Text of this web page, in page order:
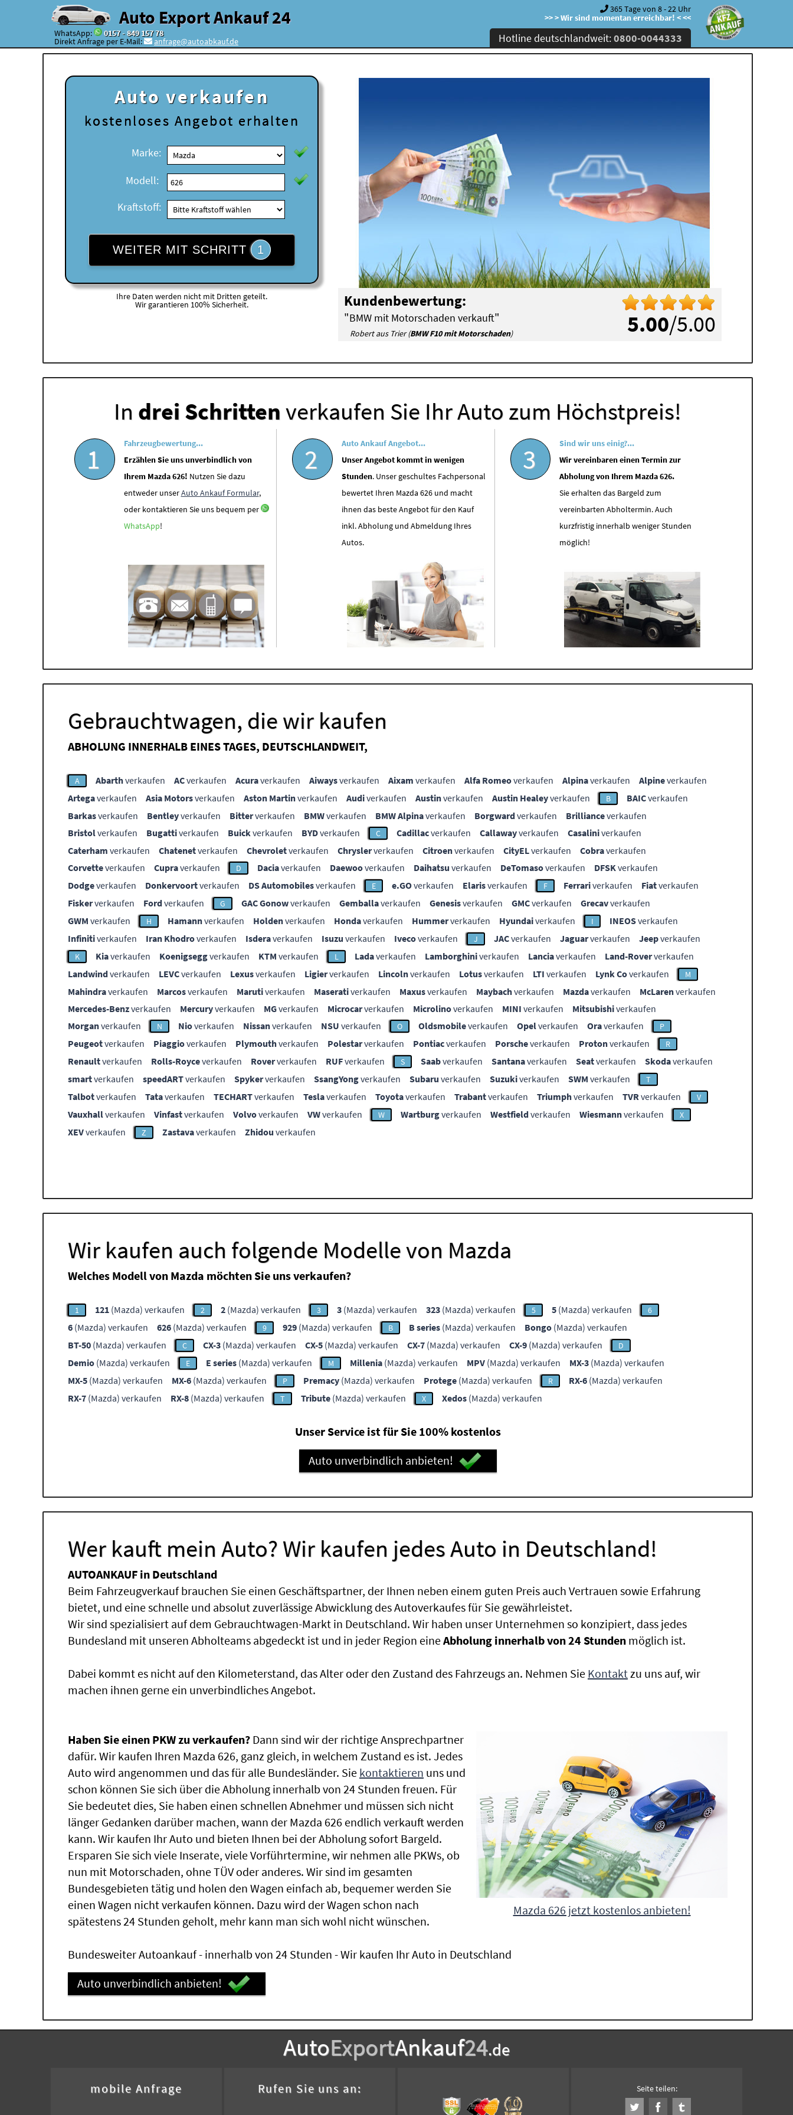
Auto Export Ankauf 24
WhatsApp: 0157 - 849 157 78
Direkt Anfrage per E-Mail: anfrage@autoabkauf.de
365 Tage von 8 - 22 Uhr
>> > Wir sind momentan erreichbar! < <<
Hotline deutschlandweit:0800-0044333
Auto verkaufen
kostenloses Angebot erhalten
Marke:
Modell:
Kraftstoff:
WEITER MIT SCHRITT 1
Ihre Daten werden nicht mit Dritten geteilt.
Wir garantieren 100% Sicherheit.
5.00/5.00
Kundenbewertung:
"BMW mit Motorschaden verkauft"
Robert aus Trier (BMW F10 mit Motorschaden)
In drei Schrittenverkaufen Sie Ihr Auto zum Höchstpreis!
1
Fahrzeugbewertung...
Erzählen Sie uns unverbindlich von
Ihrem Mazda 626! Nutzen Sie dazu
entweder unserAuto Ankauf Formular,
oder kontaktieren Sie uns bequem per
WhatsApp!
2
Auto Ankauf Angebot...
Unser Angebot kommt in wenigen
Stunden. Unser geschultes Fachpersonal
bewertet Ihren Mazda 626 und macht
ihnen das beste Angebot für den Kauf
inkl. Abholung und Abmeldung Ihres
Autos.
3
Sind wir uns einig?...
Wir vereinbaren einen Termin zur
Abholung von Ihrem Mazda 626.
Sie erhalten das Bargeld zum
vereinbarten Abholtermin. Auch
kurzfristig innerhalb weniger Stunden
möglich!
Gebrauchtwagen, die wir kaufen
ABHOLUNG INNERHALB EINES TAGES, DEUTSCHLANDWEIT,
A Abarthverkaufen ACverkaufen Acuraverkaufen Aiwaysverkaufen Aixam verkaufen Alfa Romeoverkaufen Alpinaverkaufen Alpineverkaufen
Artegaverkaufen Asia Motorsverkaufen Aston Martinverkaufen Audiverkaufen Austinverkaufen Austin Healeyverkaufen B BAICverkaufen
Barkasverkaufen Bentleyverkaufen Bitterverkaufen BMWverkaufen BMW Alpinaverkaufen Borgwardverkaufen Brillianceverkaufen
Bristolverkaufen Bugattiverkaufen Buickverkaufen BYDverkaufen C Cadillacverkaufen Callawayverkaufen Casaliniverkaufen
Caterham verkaufen Chatenetverkaufen Chevroletverkaufen Chryslerverkaufen Citroenverkaufen CityELverkaufen Cobraverkaufen
Corvetteverkaufen Cupraverkaufen D Daciaverkaufen Daewooverkaufen Daihatsu verkaufen DeTomasoverkaufen DFSKverkaufen
Dodgeverkaufen Donkervoortverkaufen DS Automobilesverkaufen E e.GOverkaufen Elarisverkaufen F Ferrariverkaufen Fiatverkaufen
Fiskerverkaufen Fordverkaufen G GAC Gonowverkaufen Gemballaverkaufen Genesisverkaufen GMCverkaufen Grecavverkaufen
GWM verkaufen H Hamannverkaufen Holdenverkaufen Hondaverkaufen Hummerverkaufen Hyundaiverkaufen I INEOSverkaufen
Infinitiverkaufen Iran Khodroverkaufen Isderaverkaufen Isuzu verkaufen Ivecoverkaufen J JACverkaufen Jaguarverkaufen Jeepverkaufen
K Kiaverkaufen Koenigseggverkaufen KTM verkaufen L Ladaverkaufen Lamborghiniverkaufen Lanciaverkaufen Land-Roververkaufen
Landwindverkaufen LEVCverkaufen Lexusverkaufen Ligierverkaufen Lincolnverkaufen Lotusverkaufen LTI verkaufen Lynk Coverkaufen M
Mahindraverkaufen Marcosverkaufen Marutiverkaufen Maserativerkaufen Maxusverkaufen Maybachverkaufen Mazdaverkaufen McLarenverkaufen
Mercedes-Benzverkaufen Mercuryverkaufen MGverkaufen Microcarverkaufen Microlinoverkaufen MINI verkaufen Mitsubishiverkaufen
Morganverkaufen N Nioverkaufen Nissanverkaufen NSU verkaufen O Oldsmobileverkaufen Opelverkaufen Oraverkaufen P
Peugeotverkaufen Piaggioverkaufen Plymouthverkaufen Polestarverkaufen Pontiacverkaufen Porscheverkaufen Protonverkaufen R
Renaultverkaufen Rolls-Royceverkaufen Roververkaufen RUFverkaufen S Saabverkaufen Santanaverkaufen Seatverkaufen Skodaverkaufen
smartverkaufen speedARTverkaufen Spykerverkaufen SsangYongverkaufen Subaru verkaufen Suzukiverkaufen SWM verkaufen T
Talbotverkaufen Tataverkaufen TECHARTverkaufen Teslaverkaufen Toyotaverkaufen Trabantverkaufen Triumphverkaufen TVRverkaufen V
Vauxhallverkaufen Vinfastverkaufen Volvoverkaufen VWverkaufen W Wartburgverkaufen Westfieldverkaufen Wiesmannverkaufen X
XEVverkaufen Z Zastavaverkaufen Zhidou verkaufen
Wir kaufen auch folgende Modelle von Mazda
Welches Modell von Mazda möchten Sie uns verkaufen?
1 121 (Mazda) verkaufen 2 2 (Mazda) verkaufen 3 3 (Mazda) verkaufen 323 (Mazda) verkaufen 5 5 (Mazda) verkaufen 6
6 (Mazda) verkaufen 626 (Mazda) verkaufen 9 929 (Mazda) verkaufen B B series (Mazda) verkaufen Bongo (Mazda) verkaufen
BT-50 (Mazda) verkaufen C CX-3 (Mazda) verkaufen CX-5 (Mazda) verkaufen CX-7 (Mazda) verkaufen CX-9 (Mazda) verkaufen D
Demio (Mazda) verkaufen E E series (Mazda) verkaufen M Millenia (Mazda) verkaufen MPV (Mazda) verkaufen MX-3 (Mazda) verkaufen
MX-5 (Mazda) verkaufen MX-6 (Mazda) verkaufen P Premacy (Mazda) verkaufen Protege (Mazda) verkaufen R RX-6 (Mazda) verkaufen
RX-7 (Mazda) verkaufen RX-8 (Mazda) verkaufen T Tribute (Mazda) verkaufen X Xedos (Mazda) verkaufen
Unser Service ist für Sie 100% kostenlos
Auto unverbindlich anbieten!
Wer kauft mein Auto? Wir kaufen jedes Auto in Deutschland!
AUTOANKAUF in Deutschland
Beim Fahrzeugverkauf brauchen Sie einen Geschäftspartner, der Ihnen neben einem guten Preis auch Vertrauen sowie Erfahrung
bietet, und eine schnelle und absolut zuverlässige Abwicklung des Autoverkaufes für Sie gewährleistet.
Wir sind spezialisiert auf dem Gebrauchtwagen-Markt in Deutschland. Wir haben unser Unternehmen so konzipiert, dass jedes
Bundesland mit unseren Abholteams abgedeckt ist und in jeder Region eineAbholung innerhalb von 24 Stunden möglich ist.
Dabei kommt es nicht auf den Kilometerstand, das Alter oder den Zustand des Fahrzeugs an. Nehmen Sie Kontaktzu uns auf, wir
machen ihnen gerne ein unverbindliches Angebot.
Mazda 626 jetzt kostenlos anbieten!
Haben Sie einen PKW zu verkaufen? Dann sind wir der richtige Ansprechpartner
dafür. Wir kaufen Ihren Mazda 626, ganz gleich, in welchem Zustand es ist. Jedes
Auto wird angenommen und das für alle Bundesländer. Sie kontaktieren uns und
schon können Sie sich über die Abholung innerhalb von 24 Stunden freuen. Für
Sie bedeutet dies, Sie haben einen schnellen Abnehmer und müssen sich nicht
länger Gedanken darüber machen, wann der Mazda 626 endlich verkauft werden
kann. Wir kaufen Ihr Auto und bieten Ihnen bei der Abholung sofort Bargeld.
Ersparen Sie sich viele Inserate, viele Vorführtermine, wir nehmen alle PKWs, ob
nun mit Motorschaden, ohne TÜV oder anderes. Wir sind im gesamten
Bundesgebieten tätig und holen den Wagen einfach ab, bequemer werden Sie
einen Wagen nicht verkaufen können. Dazu wird der Wagen schon nach
spätestens 24 Stunden geholt, mehr kann man sich wohl nicht wünschen.
Bundesweiter Autoankauf - innerhalb von 24 Stunden - Wir kaufen Ihr Auto in Deutschland
Auto unverbindlich anbieten!
AutoExportAnkauf24.de
mobile Anfrage Rufen Sie uns an: Seite teilen: